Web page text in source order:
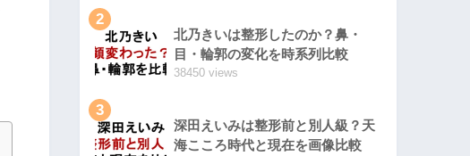
2
北乃きいは整形したのか？鼻・
目・輪郭の変化を時系列比較
38450 views
3
深田えいみは整形前と別人級？天
海こころ時代と現在を画像比較